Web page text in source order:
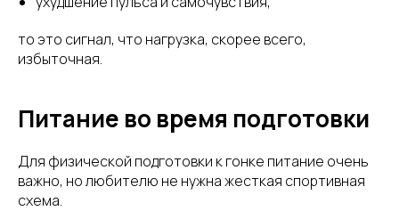
то это сигнал, что нагрузка, скорее всего,
избыточная.
Питание во время подготовки
Для физической подготовки к гонке питание очень
важно, но любителю не нужна жесткая спортивная
схема.